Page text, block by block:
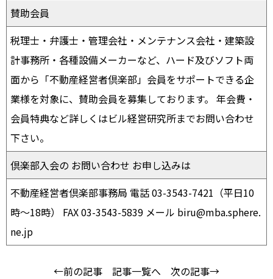
賛助会員
税理士・弁護士・管理会社・メンテナンス会社・建築設
計事務所・各種設備メーカーなど、ハード及びソフト両
面から「不動産経営者倶楽部」会員をサポートできる企
業様を対象に、賛助会員を募集しております。 年会費・
会員特典など詳しくはビル経営研究所までお問い合わせ
下さい。
倶楽部入会の お問い合わせ お申し込みは
不動産経営者倶楽部事務局 電話 03-3543-7421（平日10
時〜18時） FAX 03-3543-5839 メール biru@mba.sphere.
ne.jp
←前の記事 記事一覧へ 次の記事→